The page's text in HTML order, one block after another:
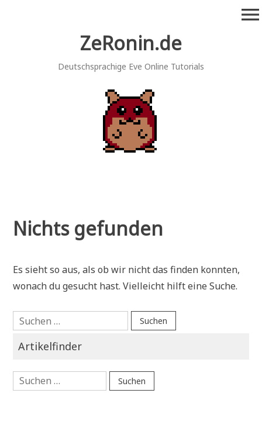
ZeRonin.de
Deutschsprachige Eve Online Tutorials
menu
Nichts gefunden
Es sieht so aus, als ob wir nicht das finden konnten,
wonach du gesucht hast. Vielleicht hilft eine Suche.
Suchen
nach:
Artikelfinder
Suchen
nach: